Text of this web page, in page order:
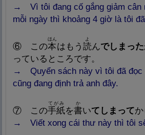
→ Vì tôi đang cố gắng giảm cân
mỗi ngày thì khoảng 4 giờ là tôi
⑥ この本
Nghĩa: Gốc, rễ, cội nguồn của
sự vật, sách
ほん
はもう 読
よ
んでしまった
っているところです。
→ Quyển sách này vì tôi đã đọc
cũng đang định trả anh đây.
⑦ この手紙
てがみ
を書
か
いてしまってか
→ Viết xong cái thư này thì tôi